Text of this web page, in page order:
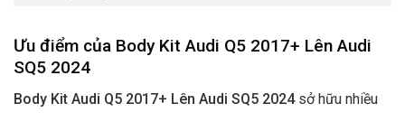
Ưu điểm của Body Kit Audi Q5 2017+ Lên Audi
SQ5 2024
Body Kit Audi Q5 2017+ Lên Audi SQ5 2024 sở hữu nhiều